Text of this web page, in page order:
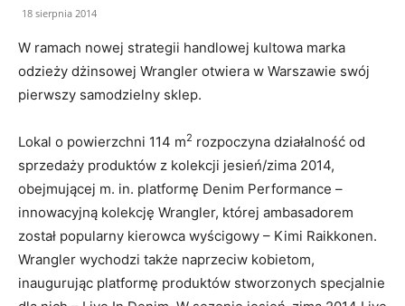
18 sierpnia 2014
W ramach nowej strategii handlowej kultowa marka
odzieży dżinsowej Wrangler otwiera w Warszawie swój
pierwszy samodzielny sklep.
Lokal o powierzchni 114 m2 rozpoczyna działalność od
sprzedaży produktów z kolekcji jesień/zima 2014,
obejmującej m. in. platformę Denim Performance –
innowacyjną kolekcję Wrangler, której ambasadorem
został popularny kierowca wyścigowy – Kimi Raikkonen.
Wrangler wychodzi także naprzeciw kobietom,
inaugurując platformę produktów stworzonych specjalnie